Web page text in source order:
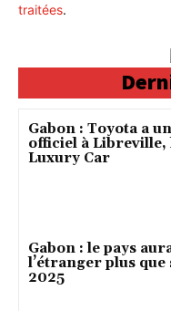
traitées.
Gabon : Toyota a
officiel à Libreville,
Luxury Car
Gabon : le pays
l’étranger plus que
2025